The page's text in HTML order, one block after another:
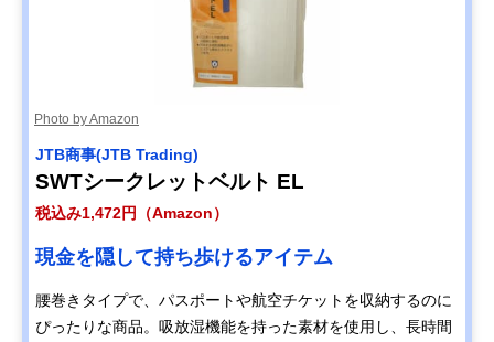
Photo by Amazon
‎JTB商事(JTB Trading)
SWTシークレットベルト EL
税込み1,472円（Amazon）
現金を隠して持ち歩けるアイテム
腰巻きタイプで、パスポートや航空チケットを収納するのに
ぴったりな商品。吸放湿機能を持った素材を使用し、長時間